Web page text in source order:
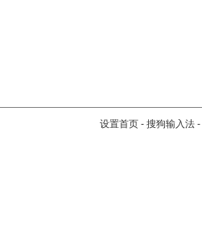
设置首页 - 搜狗输入法 -